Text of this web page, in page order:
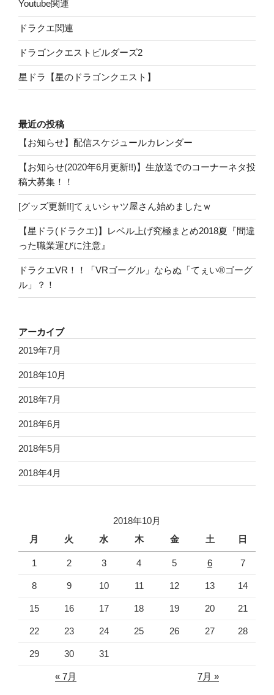
Youtube関連
ドラクエ関連
ドラゴンクエストビルダーズ2
星ドラ【星のドラゴンクエスト】
最近の投稿
【お知らせ】配信スケジュールカレンダー
【お知らせ(2020年6月更新!!)】生放送でのコーナーネタ投
稿大募集！！
[グッズ更新!!]てぇいシャツ屋さん始めましたｗ
【星ドラ(ドラクエ)】レベル上げ究極まとめ2018夏『間違
った職業運びに注意』
ドラクエVR！！「VRゴーグル」ならぬ「てぇい®ゴーグ
ル」？！
アーカイブ
2019年7月
2018年10月
2018年7月
2018年6月
2018年5月
2018年4月
2018年10月
月
火 水 木 金 土 日
1 2 3 4 5 6 7
8 9 10 11 12 13 14
15 16 17 18 19 20 21
22 23 24 25 26 27 28
29 30 31
« 7月 7月 »